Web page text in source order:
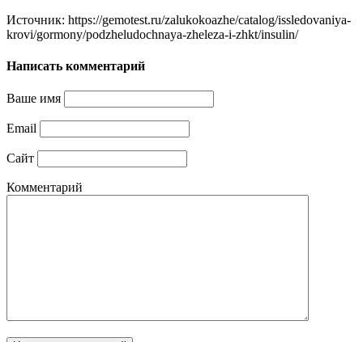
Источник: https://gemotest.ru/zalukokoazhe/catalog/issledovaniya-
krovi/gormony/podzheludochnaya-zheleza-i-zhkt/insulin/
Написать комментарий
Ваше имя
Email
Сайт
Комментарий